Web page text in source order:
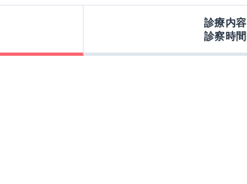
診療内容
診察時間